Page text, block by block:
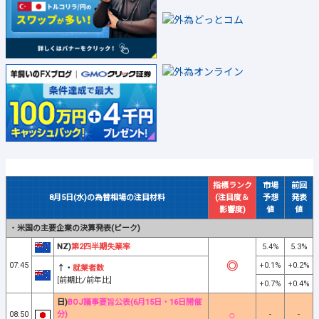
8月5日(水)の為替相場の注目材料
指標ランク
(注目度＆
影響度)
市場
予想
値
前回
発表
値
・ 米国の主要企業の決算発表(ピーク)
07:45
NZ)第2四半期失業率 5.4% 5.3%
↑・ 就業者数
[前期比/前年比]
+0.1%
+0.2%
+0.7%
+0.4%
08:50
日)BOJ議事要旨公表(6月15日・16日開催
分)
- -